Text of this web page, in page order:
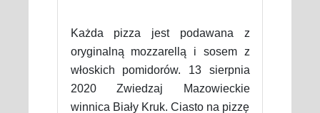
Każda pizza jest podawana z
oryginalną mozzarellą i sosem z
włoskich pomidorów. 13 sierpnia
2020 Zwiedzaj Mazowieckie
winnica Biały Kruk. Ciasto na pizzę